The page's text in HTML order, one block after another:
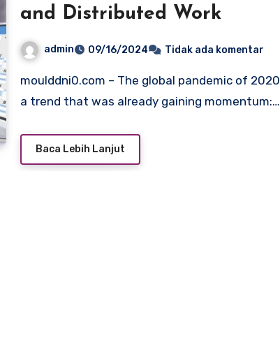
and Distributed Work
admin 09/16/2024 Tidak ada komentar
moulddni0.com – The global pandemic of 2020 accelerated
a trend that was already gaining momentum:…
Baca Lebih Lanjut